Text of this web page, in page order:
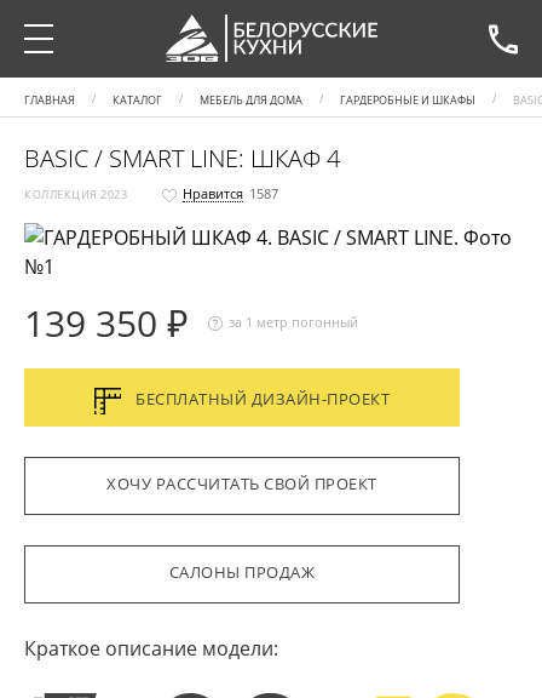
ГЛАВНАЯ КАТАЛОГ МЕБЕЛЬ ДЛЯ ДОМА ГАРДЕРОБНЫЕ И ШКАФЫ
BASIC / SMART LINE: ШКАФ 4
КОЛЛЕКЦИЯ 2023 Нравится 1587
139 350 ₽ за 1 метр погонный
БЕСПЛАТНЫЙ ДИЗАЙН-ПРОЕКТ
ХОЧУ РАССЧИТАТЬ СВОЙ ПРОЕКТ
САЛОНЫ ПРОДАЖ
Краткое описание модели: